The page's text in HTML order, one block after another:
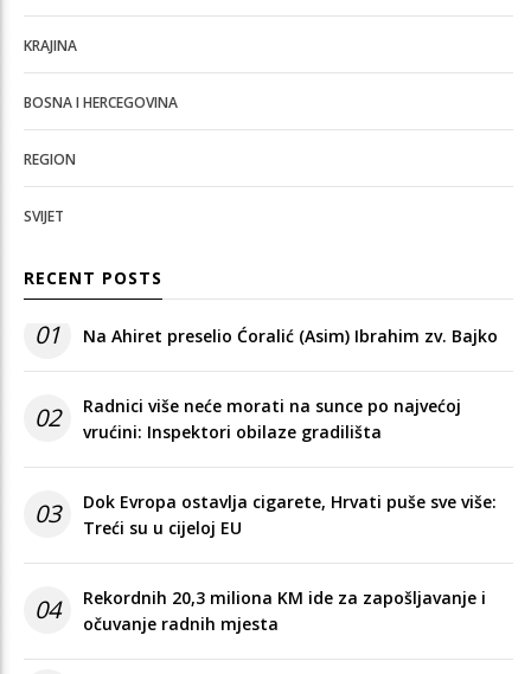
KRAJINA
BOSNA I HERCEGOVINA
REGION
SVIJET
RECENT POSTS
01 Na Ahiret preselio Ćoralić (Asim) Ibrahim zv. Bajko
02
Radnici više neće morati na sunce po najvećoj
vrućini: Inspektori obilaze gradilišta
03
Dok Evropa ostavlja cigarete, Hrvati puše sve više:
Treći su u cijeloj EU
04
Rekordnih 20,3 miliona KM ide za zapošljavanje i
očuvanje radnih mjesta